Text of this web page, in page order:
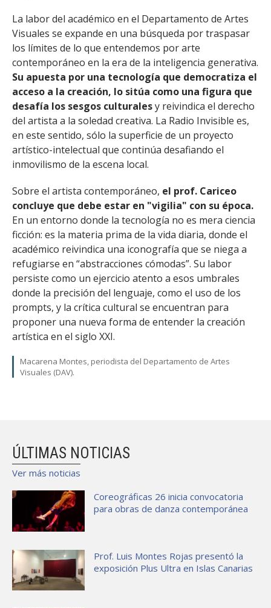
La labor del académico en el Departamento de Artes
Visuales se expande en una búsqueda por traspasar
los límites de lo que entendemos por arte
contemporáneo en la era de la inteligencia generativa.
Su apuesta por una tecnología que democratiza el
acceso a la creación, lo sitúa como una figura que
desafía los sesgos culturalesy reivindica el derecho
del artista a la soledad creativa. La Radio Invisible es,
en este sentido, sólo la superficie de un proyecto
artístico-intelectual que continúa desafiando el
inmovilismo de la escena local.
Sobre el artista contemporáneo, el prof. Cariceo
concluye que debe estar en "vigilia" con su época.
En un entorno donde la tecnología no es mera ciencia
ficción: es la materia prima de la vida diaria, donde el
académico reivindica una iconografía que se niega a
refugiarse en “abstracciones cómodas”. Su labor
persiste como un ejercicio atento a esos umbrales
donde la precisión del lenguaje, como el uso de los
prompts, y la crítica cultural se encuentran para
proponer una nueva forma de entender la creación
artística en el siglo XXI.
Macarena Montes, periodista del Departamento de Artes
Visuales (DAV).
ÚLTIMAS NOTICIAS
Ver más noticias
Coreográficas 26 inicia convocatoria
para obras de danza contemporánea
Prof. Luis Montes Rojas presentó la
exposición Plus Ultra en Islas Canarias